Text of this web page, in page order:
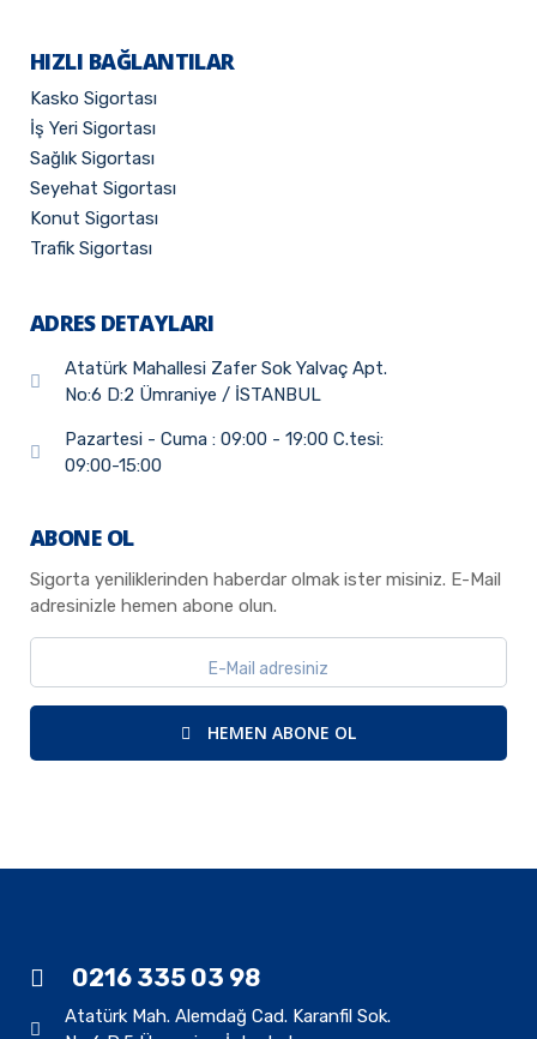
HIZLI BAĞLANTILAR
Kasko Sigortası
İş Yeri Sigortası
Sağlık Sigortası
Seyehat Sigortası
Konut Sigortası
Trafik Sigortası
ADRES DETAYLARI
Atatürk Mahallesi Zafer Sok Yalvaç Apt.
No:6 D:2 Ümraniye / İSTANBUL
Pazartesi - Cuma : 09:00 - 19:00 C.tesi:
09:00-15:00
ABONE OL
Sigorta yeniliklerinden haberdar olmak ister misiniz. E-Mail
adresinizle hemen abone olun.
HEMEN ABONE OL
0216 335 03 98
Atatürk Mah. Alemdağ Cad. Karanfil Sok.